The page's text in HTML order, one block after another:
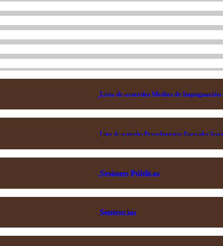
Lista de acuerdos Medios de Impugnación
Lista de acuerdos Procedimientos Especiales
Sesiones Públicas
Sentencias